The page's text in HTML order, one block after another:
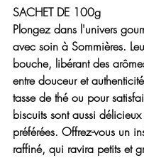
SACHET DE 100g
Plongez dans l'univers
avec soin à Sommières.
bouche, libérant des
entre douceur et
tasse de thé ou pour
biscuits sont aussi
préférées. Offrez-vous un
raffiné, qui ravira petits et